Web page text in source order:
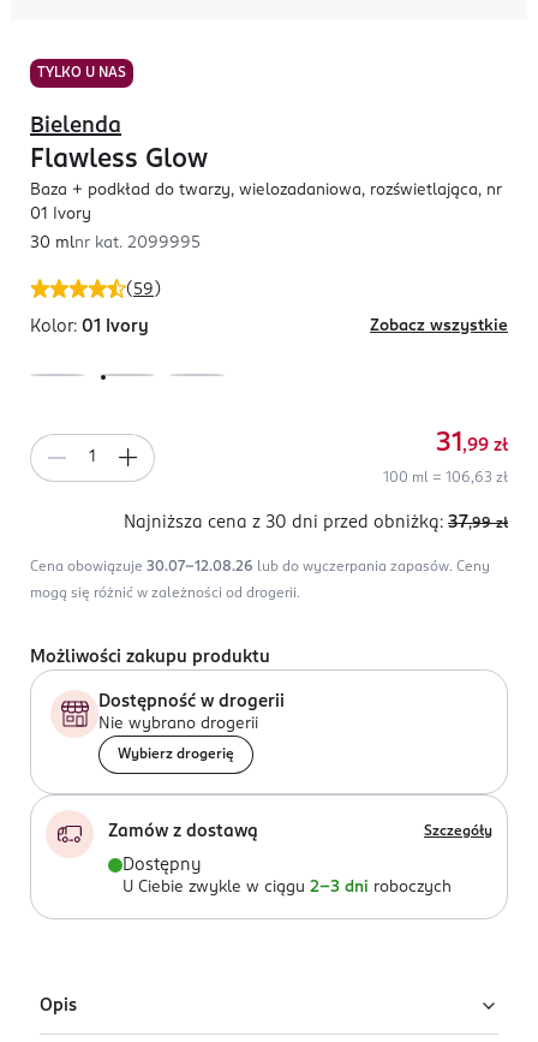
TYLKO U NAS
( 59 )
Bielenda
Flawless Glow
Baza + podkład do twarzy, wielozadaniowa, rozświetlająca, nr
01 Ivory
30 mlnr kat. 2099995
Kolor: 01 Ivory Zobacz wszystkie
31 ,99 zł
100 ml = 106,63 zł
Najniższa cena z 30 dni przed obniżką: 37,99 zł
Cena obowiązuje 30.07-12.08.26 lub do wyczerpania zapasów. Ceny
mogą się różnić w zależności od drogerii.
Możliwości zakupu produktu
Dostępność w drogerii
Nie wybrano drogerii
Wybierz drogerię
Zamów z dostawą Szczegóły
Dostępny
U Ciebie zwykle w ciągu 2-3 dni roboczych
Opis